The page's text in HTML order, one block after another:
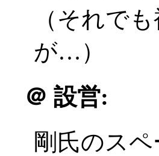
（それで
が…）
＠ 設営:
剛氏のス